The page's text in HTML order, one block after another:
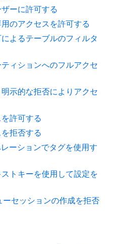
ーに許可する
のアクセスを許可する
よるテーブルのフィルタ
ィションへのフルアクセ
示的な拒否によりアクセ
許可する
拒否する
ーションでタグを使用す
トキーを使用して設定を
セッションの作成を拒否